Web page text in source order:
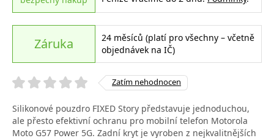
Záruka
24 měsíců (platí pro všechny – včetně
objednávek na IČ)
Zatím nehodnocen
Silikonové pouzdro FIXED Story představuje jednoduchou,
ale přesto efektivní ochranu pro mobilní telefon Motorola
Moto G57 Power 5G. Zadní kryt je vyroben z nejkvalitnějších